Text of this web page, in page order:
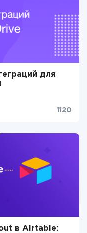
для
1120
в Airtable: